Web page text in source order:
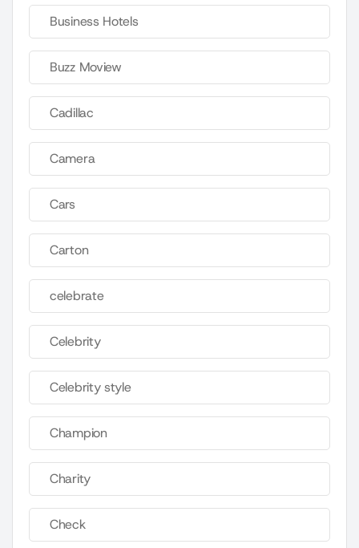
Business Hotels
Buzz Moview
Cadillac
Camera
Cars
Carton
celebrate
Celebrity
Celebrity style
Champion
Charity
Check